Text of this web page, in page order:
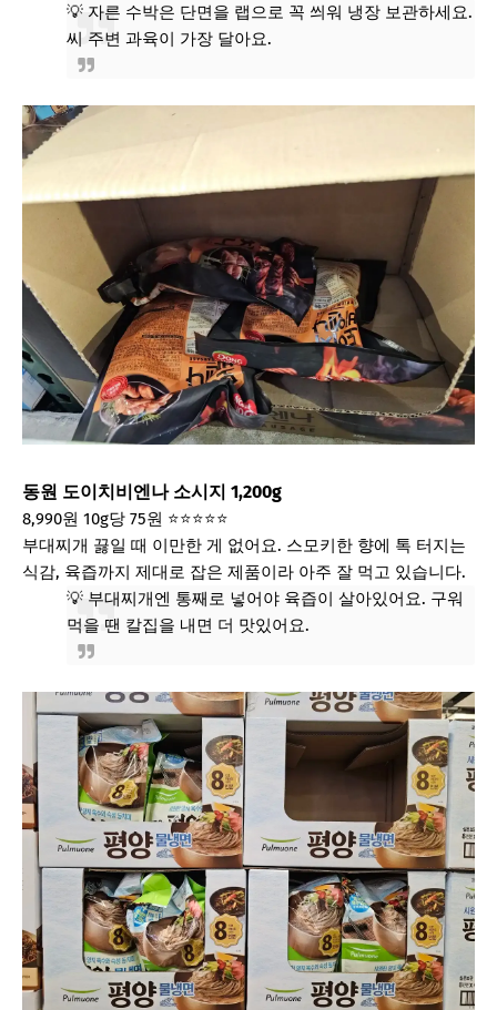
💡 자른 수박은 단면을 랩으로 꼭 씌워 냉장 보관하세요.
씨 주변 과육이 가장 달아요.
동원 도이치비엔나 소시지 1,200g
8,990원 10g당 75원 ⭐⭐⭐⭐⭐
부대찌개 끓일 때 이만한 게 없어요. 스모키한 향에 톡 터지는
식감, 육즙까지 제대로 잡은 제품이라 아주 잘 먹고 있습니다.
💡 부대찌개엔 통째로 넣어야 육즙이 살아있어요. 구워
먹을 땐 칼집을 내면 더 맛있어요.